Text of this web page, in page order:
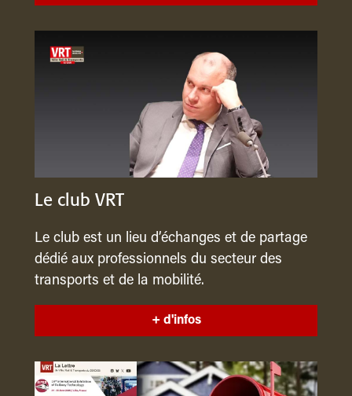
Le club VRT
Le club est un lieu d’échanges et de partage
dédié aux professionnels du secteur des
transports et de la mobilité.
+ d'infos